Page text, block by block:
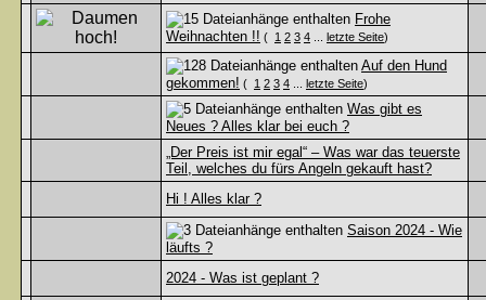
Frohe
Weihnachten !! ( 1 2 3 4 letzte Seite)
Auf den Hund
gekommen! ( 1 2 3 4 letzte Seite)
Was gibt es
Neues ? Alles klar bei euch ?
„Der Preis ist mir egal“ – Was war das teuerste
Teil, welches du fürs Angeln gekauft hast?
Hi ! Alles klar ?
Saison 2024 - Wie
läufts ?
2024 - Was ist geplant ?